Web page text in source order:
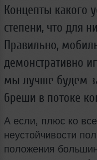
Концепты какого
степени, что для
Правильно,
демонстративно
мы лучше будем
бреши в потоке
А если, плюс ко
неустойчивости
положения